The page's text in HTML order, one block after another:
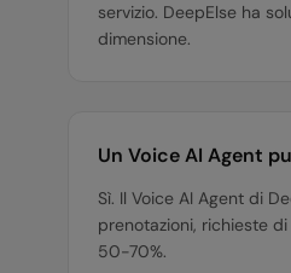
servizio. DeepElse ha
dimensione.
Un Voice AI Agent
Sì. Il Voice AI Agent di
prenotazioni, richieste
50-70%.